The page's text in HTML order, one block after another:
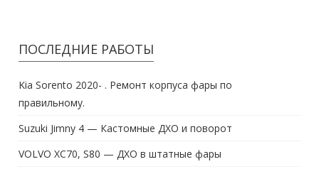
ПОСЛЕДНИЕ РАБОТЫ
Kia Sorento 2020- . Ремонт корпуса фары по
правильному.
Suzuki Jimny 4 — Кастомные ДХО и поворот
VOLVO XC70, S80 — ДХО в штатные фары